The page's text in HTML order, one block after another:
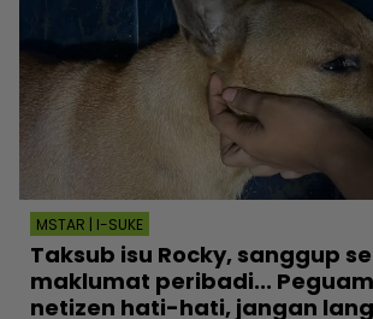
MSTAR | I-SUKE
Taksub isu Rocky, sanggup
maklumat peribadi...
netizen hati-hati, jangan